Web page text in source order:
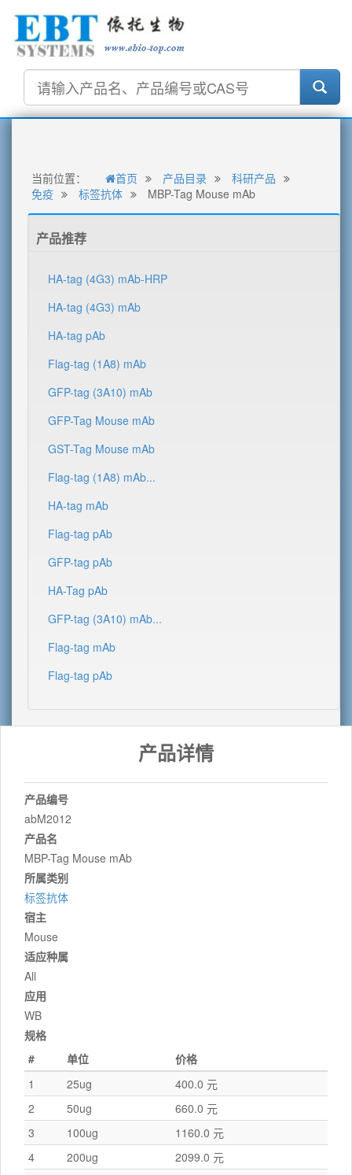
当前位置： 首页 产品目录
科研产品
免疫
标签抗体 MBP-Tag Mouse mAb
产品推荐
HA-tag (4G3) mAb-HRP
HA-tag (4G3) mAb
HA-tag pAb
Flag-tag (1A8) mAb
GFP-tag (3A10) mAb
GFP-Tag Mouse mAb
GST-Tag Mouse mAb
Flag-tag (1A8) mAb...
HA-tag mAb
Flag-tag pAb
GFP-tag pAb
HA-Tag pAb
GFP-tag (3A10) mAb...
Flag-tag mAb
Flag-tag pAb
产品详情
产品编号
abM2012
产品名
MBP-Tag Mouse mAb
所属类别
标签抗体
宿主
Mouse
适应种属
All
应用
WB
规格
#
单位
价格
1
25ug
400.0 元
2
50ug
660.0 元
3
100ug
1160.0 元
4
200ug
2099.0 元